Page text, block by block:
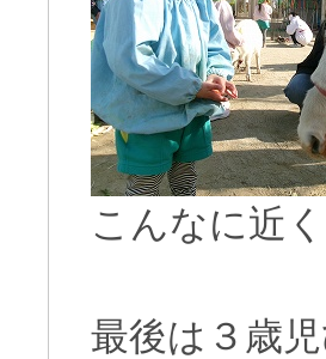
こんなに近
最後は３歳